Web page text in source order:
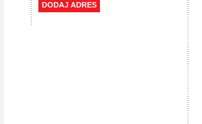
DODAJ ADRES